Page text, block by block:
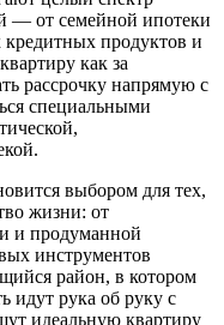
— от семейной ипотеки
продуктов и
как за
рассрочку напрямую с
специальными
выбором для тех,
жизни: от
и продуманной
инструментов
район, в котором
идут рука об руку с
идеальную квартиру